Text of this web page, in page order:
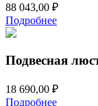
88 043,00 ₽
Подробнее
Подвесная
18 690,00 ₽
Подробнее